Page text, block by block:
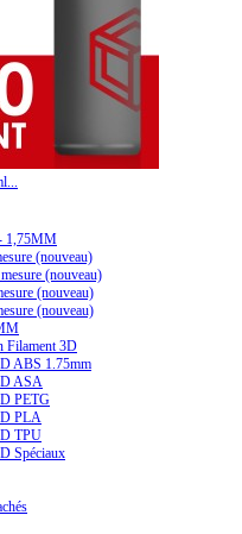
1,75MM
(nouveau)
(nouveau)
(nouveau)
(nouveau)
Filament 3D
ABS 1.75mm
ASA
PETG
PLA
TPU
Spéciaux